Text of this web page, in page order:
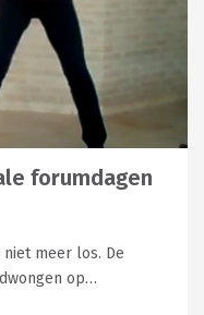
forumdagen
meer los. De
op…